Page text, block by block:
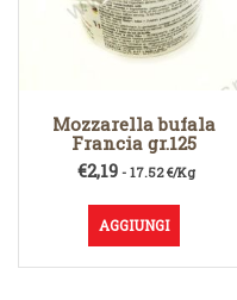
Mozzarella bufala
Francia gr.125
€2,19 - 17.52 €/Kg
AGGIUNGI